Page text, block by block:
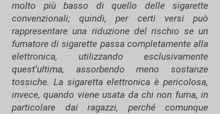
molto più basso di quello delle sigarette
convenzionali; quindi, per certi versi può
rappresentare una riduzione del rischio se un
fumatore di sigarette passa completamente alla
elettronica, utilizzando esclusivamente
quest’ultima, assorbendo meno sostanze
tossiche. La sigaretta elettronica è pericolosa,
invece, quando viene usata da chi non fuma, in
particolare dai ragazzi, perché comunque